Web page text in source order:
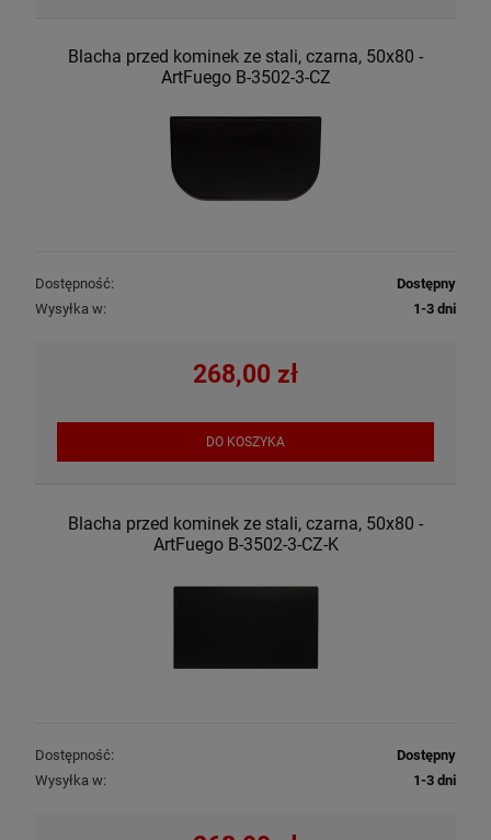
Blacha przed kominek ze stali, czarna, 50x80 -
ArtFuego B-3502-3-CZ
Dostępność:
Dostępny
Wysyłka w:
1-3 dni
268,00 zł
DO KOSZYKA
Blacha przed kominek ze stali, czarna, 50x80 -
ArtFuego B-3502-3-CZ-K
Dostępność:
Dostępny
Wysyłka w:
1-3 dni